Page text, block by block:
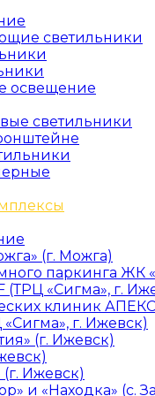
светильники
освещение
светильники
(г. Можга)
паркинга ЖК
(ТРЦ «Сигма», г.
клиник
г. Ижевск)
(г. Ижевск)
Ижевск)
и «Находка» (с.